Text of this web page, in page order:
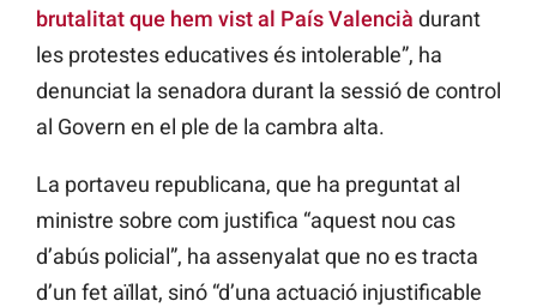
brutalitat que hem vist al País Valencià durant
les protestes educatives és intolerable”, ha
denunciat la senadora durant la sessió de control
al Govern en el ple de la cambra alta.
La portaveu republicana, que ha preguntat al
ministre sobre com justifica “aquest nou cas
d’abús policial”, ha assenyalat que no es tracta
d’un fet aïllat, sinó “d’una actuació injustificable